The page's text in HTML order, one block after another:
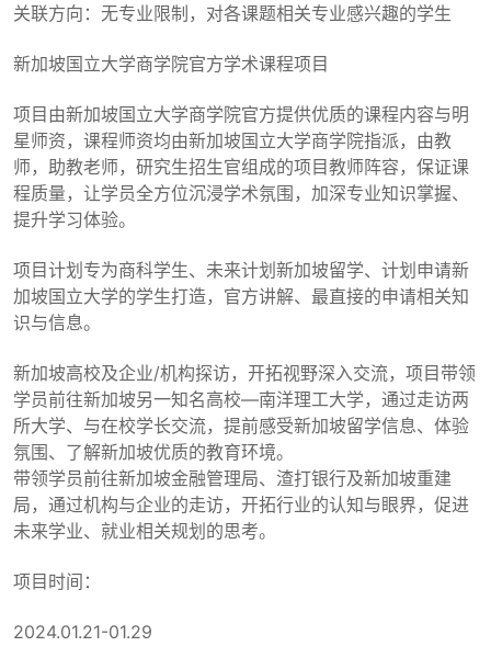
关联方向：无专业限制，对各课题相关专业感兴趣的学生
新加坡国立大学商学院官方学术课程项目
项目由新加坡国立大学商学院官方提供优质的课程内容与明
星师资，课程师资均由新加坡国立大学商学院指派，由教
师，助教老师，研究生招生官组成的项目教师阵容，保证课
程质量，让学员全方位沉浸学术氛围，加深专业知识掌握、
提升学习体验。
项目计划专为商科学生、未来计划新加坡留学、计划申请新
加坡国立大学的学生打造，官方讲解、最直接的申请相关知
识与信息。
新加坡高校及企业/机构探访，开拓视野深入交流，项目带领
学员前往新加坡另一知名高校—南洋理工大学，通过走访两
所大学、与在校学长交流，提前感受新加坡留学信息、体验
氛围、了解新加坡优质的教育环境。
带领学员前往新加坡金融管理局、渣打银行及新加坡重建
局，通过机构与企业的走访，开拓行业的认知与眼界，促进
未来学业、就业相关规划的思考。
项目时间：
2024.01.21-01.29